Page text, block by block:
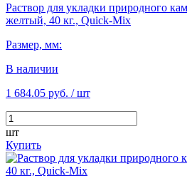
Раствор для укладки природного
желтый, 40 кг., Quick-Mix
Размер, мм:
В наличии
1 684.05 руб. / шт
шт
Купить